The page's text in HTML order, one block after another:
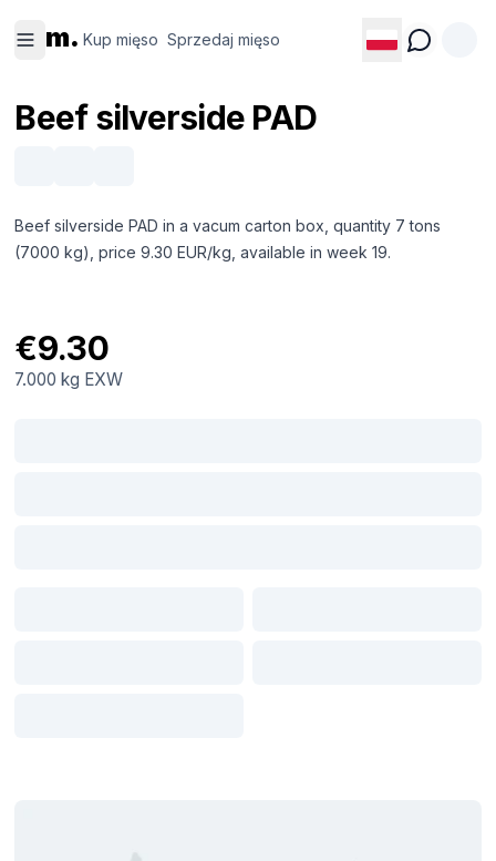
m. Kup mięso Sprzedaj mięso
mięso
mięso
Beef silverside PAD
Beef silverside PAD in a vacum carton box, quantity 7 tons
(7000 kg), price 9.30 EUR/kg, available in week 19.
€9.30
7.000 kg EXW